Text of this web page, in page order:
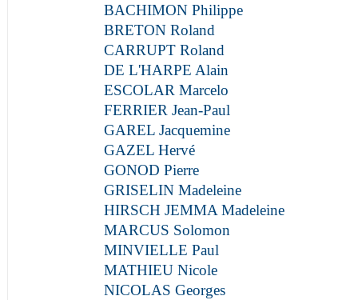
BACHIMON Philippe
BRETON Roland
CARRUPT Roland
DE L'HARPE Alain
ESCOLAR Marcelo
FERRIER Jean-Paul
GAREL Jacquemine
GAZEL Hervé
GONOD Pierre
GRISELIN Madeleine
HIRSCH JEMMA Madeleine
MARCUS Solomon
MINVIELLE Paul
MATHIEU Nicole
NICOLAS Georges